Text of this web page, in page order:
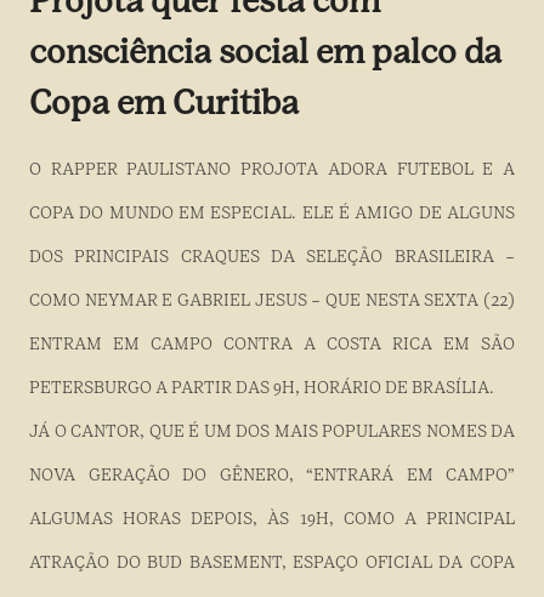
consciência social em palco da
Copa em Curitiba
O RAPPER PAULISTANO PROJOTA ADORA FUTEBOL E A
COPA DO MUNDO EM ESPECIAL. ELE É AMIGO DE ALGUNS
DOS PRINCIPAIS CRAQUES DA SELEÇÃO BRASILEIRA –
COMO NEYMAR E GABRIEL JESUS – QUE NESTA SEXTA (22)
ENTRAM EM CAMPO CONTRA A COSTA RICA EM SÃO
PETERSBURGO A PARTIR DAS 9H, HORÁRIO DE BRASÍLIA.
JÁ O CANTOR, QUE É UM DOS MAIS POPULARES NOMES DA
NOVA GERAÇÃO DO GÊNERO, “ENTRARÁ EM CAMPO”
ALGUMAS HORAS DEPOIS, ÀS 19H, COMO A PRINCIPAL
ATRAÇÃO DO BUD BASEMENT, ESPAÇO OFICIAL DA COPA